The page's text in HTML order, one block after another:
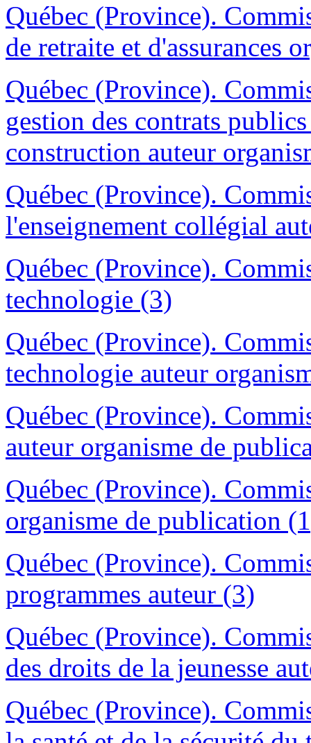
Québec (Province).
de retraite et d'assurances
Québec (Province).
gestion des contrats
construction auteur
Québec (Province).
l'enseignement collégial
Québec (Province).
technologie (3)
Québec (Province).
technologie auteur
Québec (Province).
auteur organisme de
Québec (Province).
organisme de publication
Québec (Province).
programmes auteur (3)
Québec (Province).
des droits de la jeunesse
Québec (Province).